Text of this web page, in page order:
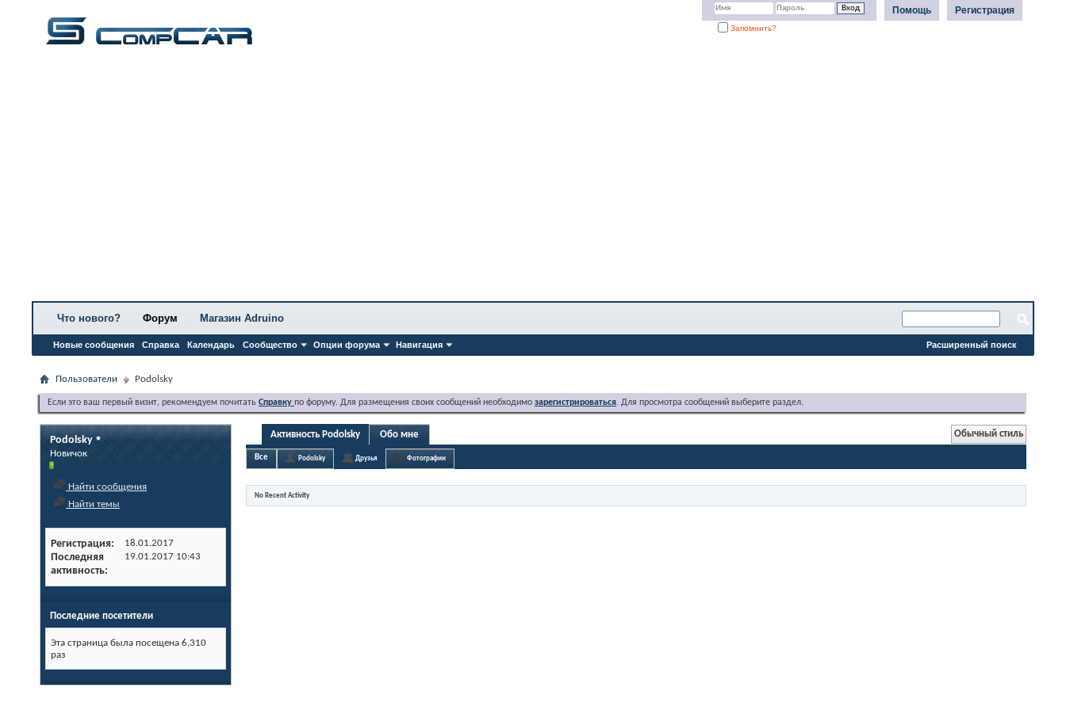
Регистрация
Помощь
Запомнить?
Что нового? Форум
Новые сообщения Справка Календарь Сообщество Опции форума Навигация
Магазин Adruino
Расширенный поиск
Пользователи Podolsky
Если это ваш первый визит, рекомендуем почитать Справку по форуму. Для размещения своих сообщений необходимо зарегистрироваться. Для просмотра сообщений выберите раздел.
Podolsky
Новичок
Найти сообщения
Найти темы
Регистрация 18.01.2017
Последняя
активность
19.01.2017 10:43
Последние посетители
Эта страница была посещена 6,310
раз
Активность Podolsky Обо мне
Все Podolsky Друзья Фотографии
No Recent Activity